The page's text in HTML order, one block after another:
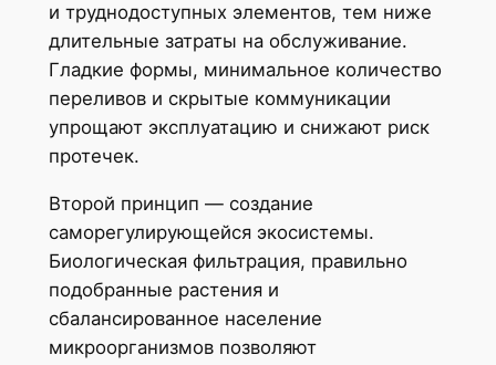
и труднодоступных элементов, тем ниже
длительные затраты на обслуживание.
Гладкие формы, минимальное количество
переливов и скрытые коммуникации
упрощают эксплуатацию и снижают риск
протечек.
Второй принцип — создание
саморегулирующейся экосистемы.
Биологическая фильтрация, правильно
подобранные растения и
сбалансированное население
микроорганизмов позволяют